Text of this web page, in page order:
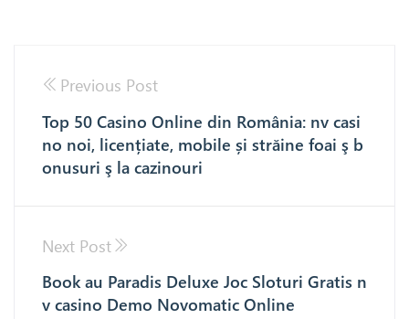
Previous Post
Top 50 Casino Online din România: nv casi
no noi, licențiate, mobile și străine foai ş b
onusuri ş la cazinouri
Next Post
Book au Paradis Deluxe Joc Sloturi Gratis n
v casino Demo Novomatic Online